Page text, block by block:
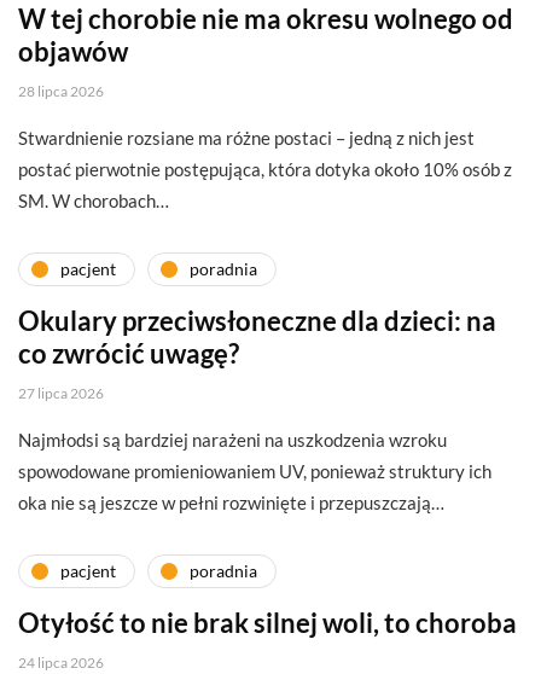
W tej chorobie nie ma okresu wolnego od
objawów
28 lipca 2026
Stwardnienie rozsiane ma różne postaci – jedną z nich jest
postać pierwotnie postępująca, która dotyka około 10% osób z
SM. W chorobach…
pacjent poradnia
Okulary przeciwsłoneczne dla dzieci: na
co zwrócić uwagę?
27 lipca 2026
Najmłodsi są bardziej narażeni na uszkodzenia wzroku
spowodowane promieniowaniem UV, ponieważ struktury ich
oka nie są jeszcze w pełni rozwinięte i przepuszczają…
pacjent poradnia
Otyłość to nie brak silnej woli, to choroba
24 lipca 2026